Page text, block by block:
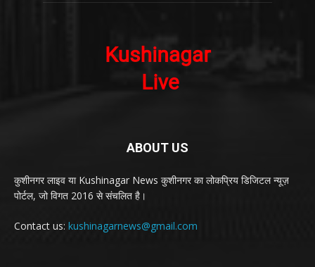
ABOUT US
कुशीनगर लाइव या Kushinagar News कुशीनगर का लोकप्रिय डिजिटल न्यूज़
पोर्टल, जो विगत 2016 से संचलित है।
Contact us: kushinagarnews@gmail.com